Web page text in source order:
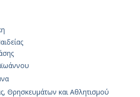
Θρησκευμάτων και Αθλητισμού